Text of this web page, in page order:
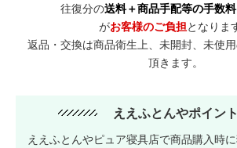
往復分の送料＋商品手配等の手数
がお客様のご負担となりま
返品・交換は商品衛生上、未開封、未使
頂きます。
ええふとんやポイント
ええふとんやピュア寝具店で商品購入時